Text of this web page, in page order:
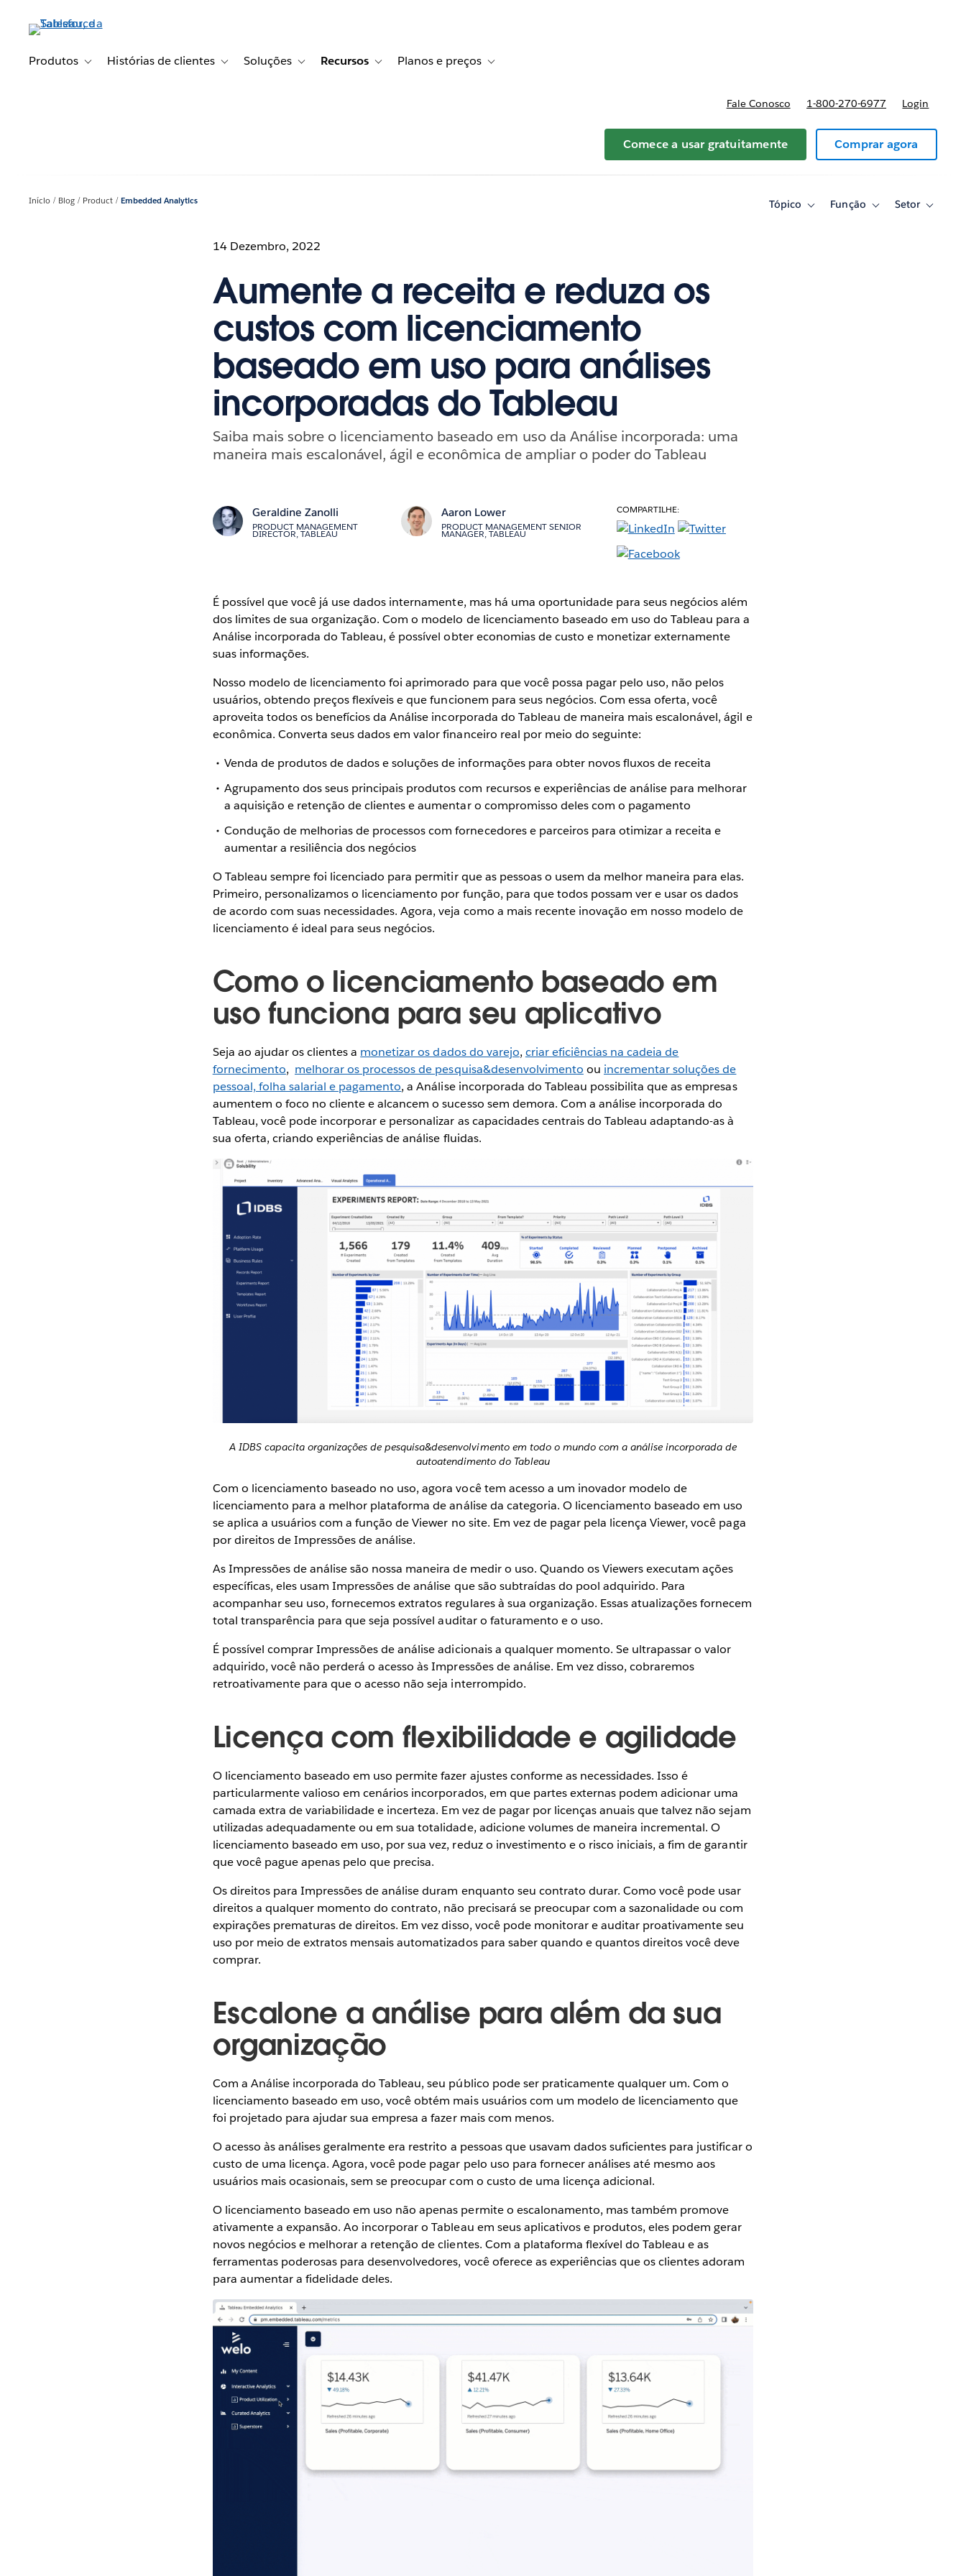
conteúdoProdutos Toggle sub-navigation for Produtos
Histórias de clientes Toggle sub-navigation for Histórias de clientes
Soluções Toggle sub-navigation for Soluções
Recursos Toggle sub-navigation for Recursos
Planos e preços Toggle sub-navigation for Planos e preços
Fale Conosco 1-800-270-6977 Login
Comece a usar gratuitamente Comprar agora
Início Blog Product Embedded Analytics Tópico
ToggleFunção
ToggleSetor
Toggle
14 Dezembro, 2022
Aumente a receita e reduza os
custos com licenciamento
baseado em uso para análises
incorporadas do Tableau
Saiba mais sobre o licenciamento baseado em uso da Análise incorporada: uma
maneira mais escalonável, ágil e econômica de ampliar o poder do Tableau
Geraldine Zanolli
PRODUCT MANAGEMENT
DIRECTOR, TABLEAU
Aaron Lower
PRODUCT MANAGEMENT SENIOR
MANAGER, TABLEAU
COMPARTILHE:
É possível que você já use dados internamente, mas há uma oportunidade para seus negócios além
dos limites de sua organização. Com o modelo de licenciamento baseado em uso do Tableau para a
Análise incorporada do Tableau, é possível obter economias de custo e monetizar externamente
suas informações.
Nosso modelo de licenciamento foi aprimorado para que você possa pagar pelo uso, não pelos
usuários, obtendo preços flexíveis e que funcionem para seus negócios. Com essa oferta, você
aproveita todos os benefícios da Análise incorporada do Tableau de maneira mais escalonável, ágil e
econômica. Converta seus dados em valor financeiro real por meio do seguinte:
Venda de produtos de dados e soluções de informações para obter novos fluxos de receita
Agrupamento dos seus principais produtos com recursos e experiências de análise para melhorar
a aquisição e retenção de clientes e aumentar o compromisso deles com o pagamento
Condução de melhorias de processos com fornecedores e parceiros para otimizar a receita e
aumentar a resiliência dos negócios
O Tableau sempre foi licenciado para permitir que as pessoas o usem da melhor maneira para elas.
Primeiro, personalizamos o licenciamento por função, para que todos possam ver e usar os dados
de acordo com suas necessidades. Agora, veja como a mais recente inovação em nosso modelo de
licenciamento é ideal para seus negócios.
Como o licenciamento baseado em
uso funciona para seu aplicativo
Seja ao ajudar os clientes a monetizar os dados do varejo, criar eficiências na cadeia de
fornecimento, melhorar os processos de pesquisa&desenvolvimento ou incrementar soluções de
pessoal, folha salarial e pagamento, a Análise incorporada do Tableau possibilita que as empresas
aumentem o foco no cliente e alcancem o sucesso sem demora. Com a análise incorporada do
Tableau, você pode incorporar e personalizar as capacidades centrais do Tableau adaptando-as à
sua oferta, criando experiências de análise fluidas.
A IDBS capacita organizações de pesquisa&desenvolvimento em todo o mundo com a análise incorporada de
autoatendimento do Tableau
Com o licenciamento baseado no uso, agora você tem acesso a um inovador modelo de
licenciamento para a melhor plataforma de análise da categoria. O licenciamento baseado em uso
se aplica a usuários com a função de Viewer no site. Em vez de pagar pela licença Viewer, você paga
por direitos de Impressões de análise.
As Impressões de análise são nossa maneira de medir o uso. Quando os Viewers executam ações
específicas, eles usam Impressões de análise que são subtraídas do pool adquirido. Para
acompanhar seu uso, fornecemos extratos regulares à sua organização. Essas atualizações fornecem
total transparência para que seja possível auditar o faturamento e o uso.
É possível comprar Impressões de análise adicionais a qualquer momento. Se ultrapassar o valor
adquirido, você não perderá o acesso às Impressões de análise. Em vez disso, cobraremos
retroativamente para que o acesso não seja interrompido.
Licença com flexibilidade e agilidade
O licenciamento baseado em uso permite fazer ajustes conforme as necessidades. Isso é
particularmente valioso em cenários incorporados, em que partes externas podem adicionar uma
camada extra de variabilidade e incerteza. Em vez de pagar por licenças anuais que talvez não sejam
utilizadas adequadamente ou em sua totalidade, adicione volumes de maneira incremental. O
licenciamento baseado em uso, por sua vez, reduz o investimento e o risco iniciais, a fim de garantir
que você pague apenas pelo que precisa.
Os direitos para Impressões de análise duram enquanto seu contrato durar. Como você pode usar
direitos a qualquer momento do contrato, não precisará se preocupar com a sazonalidade ou com
expirações prematuras de direitos. Em vez disso, você pode monitorar e auditar proativamente seu
uso por meio de extratos mensais automatizados para saber quando e quantos direitos você deve
comprar.
Escalone a análise para além da sua
organização
Com a Análise incorporada do Tableau, seu público pode ser praticamente qualquer um. Com o
licenciamento baseado em uso, você obtém mais usuários com um modelo de licenciamento que
foi projetado para ajudar sua empresa a fazer mais com menos.
O acesso às análises geralmente era restrito a pessoas que usavam dados suficientes para justificar o
custo de uma licença. Agora, você pode pagar pelo uso para fornecer análises até mesmo aos
usuários mais ocasionais, sem se preocupar com o custo de uma licença adicional.
O licenciamento baseado em uso não apenas permite o escalonamento, mas também promove
ativamente a expansão. Ao incorporar o Tableau em seus aplicativos e produtos, eles podem gerar
novos negócios e melhorar a retenção de clientes. Com a plataforma flexível do Tableau e as
ferramentas poderosas para desenvolvedores, você oferece as experiências que os clientes adoram
para aumentar a fidelidade deles.